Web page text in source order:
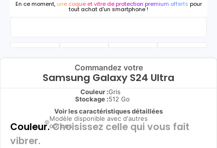
En ce moment, une coque et vitre de protection premium offerts pour
tout achat d'un smartphone !
Commandez votre
Samsung Galaxy S24 Ultra
Couleur :Gris
Stockage :512 Go
Voir les caractéristiques détaillées
Modèle disponible avec d'autres
options
Couleur.Choisissez celle qui vous fait
vibrer.